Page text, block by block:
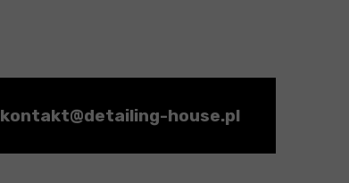
kontakt@detailing-house.pl